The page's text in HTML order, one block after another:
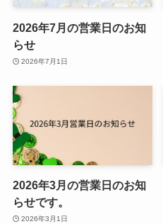
2026年7月の営業日のお知
らせ
2026年7月1日
2026年3月の営業日のお知
らせです。
2026年3月1日